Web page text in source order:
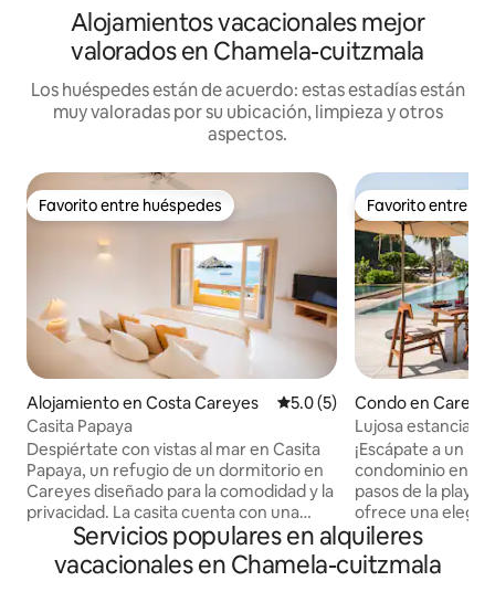
Alojamientos vacacionales mejor
valorados en Chamela-cuitzmala
Los huéspedes están de acuerdo: estas estadías están
muy valoradas por su ubicación, limpieza y otros
aspectos.
Favorito entre huéspedes
Favorito entre huéspedes
Alojamiento en Costa Careyes Calificación promedio: 5.0
5.0 (5)
Casita Papaya
Despiértate con vistas al mar en Casita
Papaya, un refugio de un dormitorio en
Careyes diseñado para la comodidad y la
privacidad. La casita cuenta con una
cama tamaño king, una sala de estar
abierta y una gran terraza con espacio
para cenar y un bar con vistas al mar,
Favorito entre
Favorito entre
Condo en
Lujosa estancia
piscinas!
¡Escápate a un
condominio en la
pasos de la playa! Este refugio de lujo
ofrece una
cocina
privado y terraza
serenas.
Servicios populares en alquileres
vacacionales en Chamela-cuitzmala